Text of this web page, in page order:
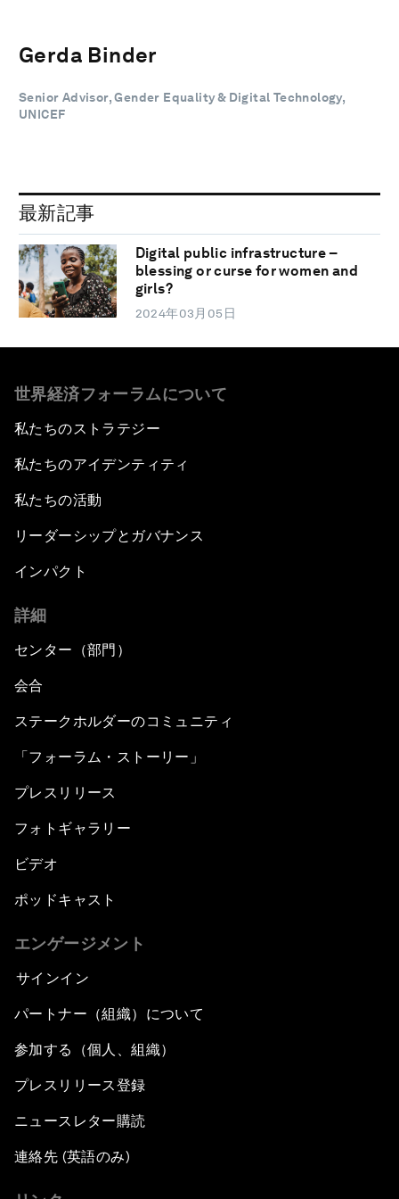
Gerda Binder
Senior Advisor, Gender Equality & Digital Technology,
UNICEF
最新記事
Digital public infrastructure –
blessing or curse for women and
girls?
2024年03月05日
世界経済フォーラムについて
私たちのストラテジー
私たちのアイデンティティ
私たちの活動
リーダーシップとガバナンス
インパクト
詳細
センター（部門）
会合
ステークホルダーのコミュニティ
「フォーラム・ストーリー」
プレスリリース
フォトギャラリー
ビデオ
ポッドキャスト
エンゲージメント
サインイン
パートナー（組織）について
参加する（個人、組織）
プレスリリース登録
ニュースレター購読
連絡先 (英語のみ)